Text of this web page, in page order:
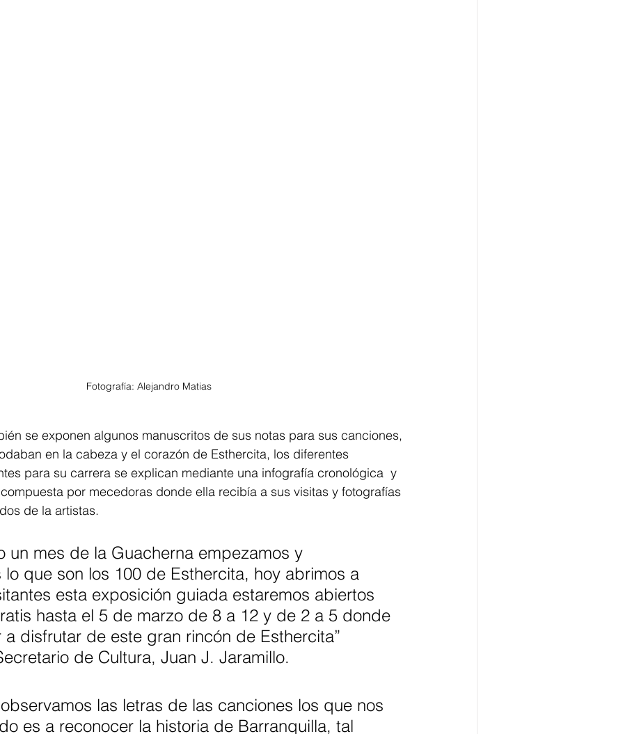
Fotografía: Alejandro Matias
se exponen algunos manuscritos de sus notas para sus canciones,
en la cabeza y el corazón de Esthercita, los diferentes
para su carrera se explican mediante una infografía cronológica  y
por mecedoras donde ella recibía a sus visitas y fotografías
de la artistas.
un mes de la Guacherna empezamos y
lo que son los 100 de Esthercita, hoy abrimos a
esta exposición guiada estaremos abiertos
hasta el 5 de marzo de 8 a 12 y de 2 a 5 donde
disfrutar de este gran rincón de Esthercita”
de Cultura, Juan J. Jaramillo.
las letras de las canciones los que nos
es a reconocer la historia de Barranquilla, tal